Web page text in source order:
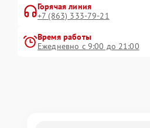
Горячая линия
+7 (863) 333-79-21
Время работы
Ежедневно с 9:00 до 21:00